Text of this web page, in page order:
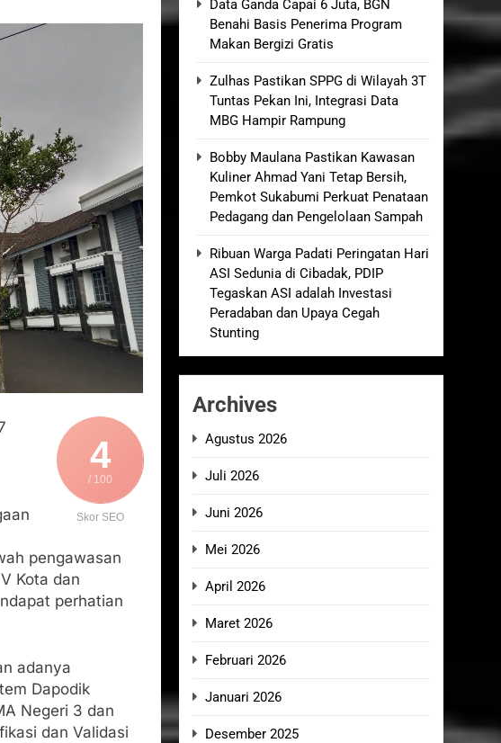
Komite Sekolah, Disorot karena Dinilai
TKBM: “Belum Ada Keputusan Resmi”
Gotong Royong Menggerakkan Ekonomi Desa
Penanganan Berjalan Sesuai Prosedur
4
/ 100
Skor SEO
pengawasan
Kota dan
perhatian
adanya
Dapodik
Negeri 3 dan
dan Validasi
Data Ganda Capai 6 Juta, BGN
Benahi Basis Penerima Program
Makan Bergizi Gratis
Zulhas Pastikan SPPG di Wilayah 3T
Tuntas Pekan Ini, Integrasi Data
MBG Hampir Rampung
Bobby Maulana Pastikan Kawasan
Kuliner Ahmad Yani Tetap Bersih,
Pemkot Sukabumi Perkuat Penataan
Pedagang dan Pengelolaan Sampah
Ribuan Warga Padati Peringatan Hari
ASI Sedunia di Cibadak, PDIP
Tegaskan ASI adalah Investasi
Peradaban dan Upaya Cegah
Stunting
Archives
Agustus 2026
Juli 2026
Juni 2026
Mei 2026
April 2026
Maret 2026
Februari 2026
Januari 2026
Desember 2025